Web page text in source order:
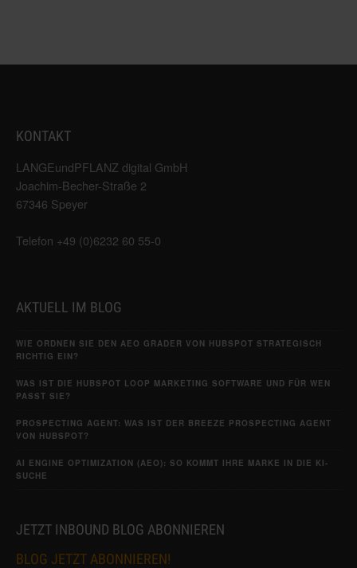
KONTAKT
LANGEundPFLANZ digital GmbH
Joachim-Becher-Straße 2
67346 Speyer
Telefon +49 (0)6232 60 55-0
AKTUELL IM BLOG
WIE ORDNEN SIE DEN AEO GRADER VON HUBSPOT STRATEGISCH
RICHTIG EIN?
WAS IST DIE HUBSPOT LOOP MARKETING SOFTWARE UND FÜR WEN
PASST SIE?
PROSPECTING AGENT: WAS IST DER BREEZE PROSPECTING AGENT
VON HUBSPOT?
AI ENGINE OPTIMIZATION (AEO): SO KOMMT IHRE MARKE IN DIE KI-
SUCHE
JETZT INBOUND BLOG ABONNIEREN
BLOG JETZT ABONNIEREN!